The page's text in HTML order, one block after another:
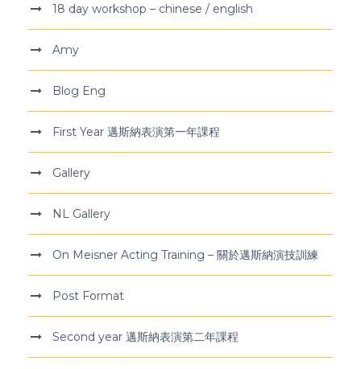
18 day workshop – chinese / english
Amy
Blog Eng
First Year 邁斯納表演第一年課程
Gallery
NL Gallery
On Meisner Acting Training – 關於邁斯納演技訓練
Post Format
Second year 邁斯納表演第二年課程